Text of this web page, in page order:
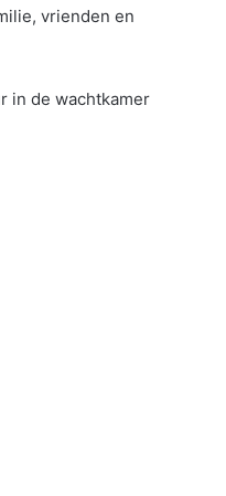
vrienden en
in de wachtkamer